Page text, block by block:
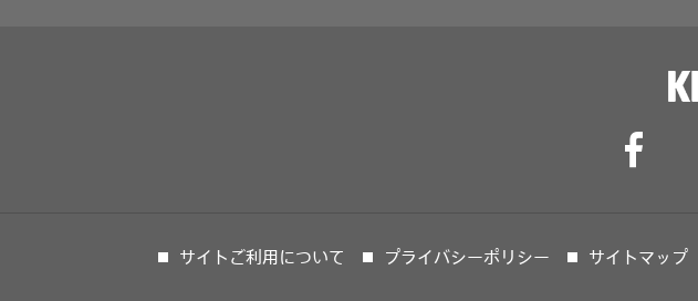
サイトご利用について プライバシーポリシー サイトマップ